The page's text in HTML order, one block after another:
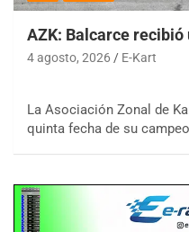
AZK: Balcarce
4 agosto, 2026 E-Kart
La Asociación Zonal de
quinta fecha de su